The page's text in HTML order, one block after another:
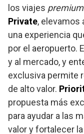
los viajes premium
Private, elevamos
una experiencia
por el aeropuerto.
y al mercado, y
exclusiva permite
de alto valor.
propuesta más
para ayudar a las
valor y fortalecer